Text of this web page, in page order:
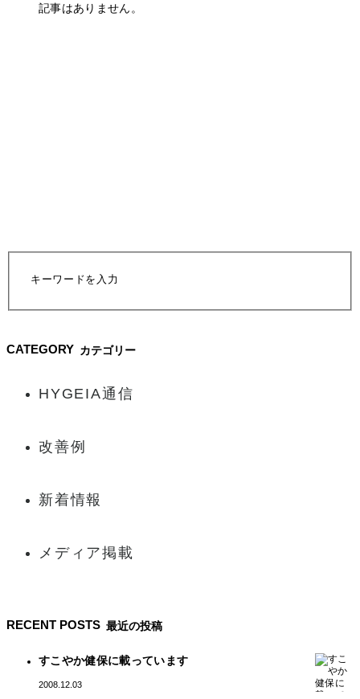
記事はありません。
CATEGORY カテゴリー
HYGEIA通信
改善例
新着情報
メディア掲載
RECENT POSTS 最近の投稿
すこやか健保に載っています
2008.12.03